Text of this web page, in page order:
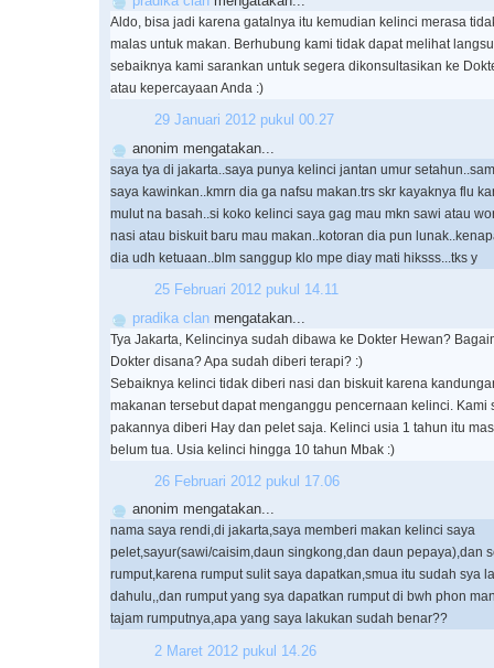
Aldo, bisa jadi karena gatalnya itu kemudian kelinci merasa
malas untuk makan. Berhubung kami tidak dapat melihat
sebaiknya kami sarankan untuk segera dikonsultasikan ke
atau kepercayaan Anda :)
29 Januari 2012 pukul 00.27
anonim mengatakan...
saya tya di jakarta..saya punya kelinci jantan umur
saya kawinkan..kmrn dia ga nafsu makan.trs skr kayaknya flu
mulut na basah..si koko kelinci saya gag mau mkn sawi atau
nasi atau biskuit baru mau makan..kotoran dia pun
dia udh ketuaan..blm sanggup klo mpe diay mati hiksss...tks y
25 Februari 2012 pukul 14.11
pradika clan mengatakan...
Tya Jakarta, Kelincinya sudah dibawa ke Dokter Hewan?
Dokter disana? Apa sudah diberi terapi? :)
Sebaiknya kelinci tidak diberi nasi dan biskuit karena
makanan tersebut dapat menganggu pencernaan kelinci. Kami
pakannya diberi Hay dan pelet saja. Kelinci usia 1 tahun itu
belum tua. Usia kelinci hingga 10 tahun Mbak :)
26 Februari 2012 pukul 17.06
anonim mengatakan...
nama saya rendi,di jakarta,saya memberi makan kelinci saya
pelet,sayur(sawi/caisim,daun singkong,dan daun pepaya),dan
rumput,karena rumput sulit saya dapatkan,smua itu sudah sya
dahulu,,dan rumput yang sya dapatkan rumput di bwh phon
tajam rumputnya,apa yang saya lakukan sudah benar??
2 Maret 2012 pukul 14.26